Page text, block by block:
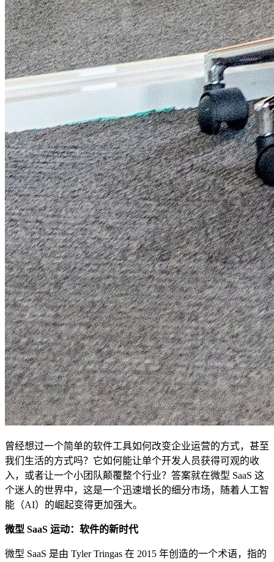
曾经想过一个简单的软件工具如何改变企业运营的方式，甚至
我们生活的方式吗？它如何能让单个开发人员获得可观的收
入，或者让一个小团队颠覆整个行业？答案就在微型 SaaS 这
个迷人的世界中，这是一个迅速增长的细分市场，随着人工智
能（AI）的崛起变得更加强大。
微型 SaaS 运动：软件的新时代
微型 SaaS 是由 Tyler Tringas 在 2015 年创造的一个术语，指的